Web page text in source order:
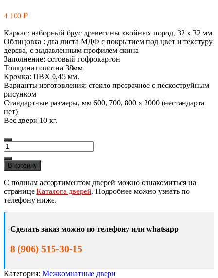
4 100 ₽
Каркас: наборный брус древесины хвойных пород, 32 х 32 мм
Облицовка : два листа МДФ с покрытием под цвет и текстуру
дерева, с выдавленным профилем скина
Заполнение: сотовый гофрокартон
Толщина полотна 38мм
Кромка: ПВХ 0,45 мм.
Варианты изготовления: стекло прозрачное с пескоструйным
рисунком
Стандартные размеры, мм 600, 700, 800 х 2000 (нестандарта
нет)
Вес двери 10 кг.
Количество
товара
Каскад
филадельфия
коньяк
(скин)
В корзину
С полным ассортиментом дверей можно ознакомиться на
странице Каталога дверей. Подробнее можно узнать по
телефону ниже.
Сделать заказ можно по телефону или whatsapp
8 (906) 515-30-15
Категория: Межкомнатные двери